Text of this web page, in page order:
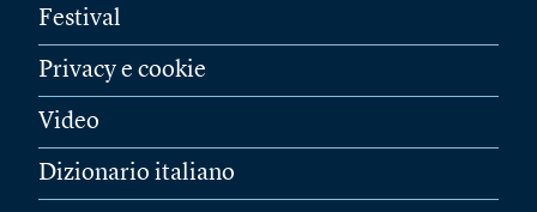
Festival
Privacy e cookie
Video
Dizionario italiano